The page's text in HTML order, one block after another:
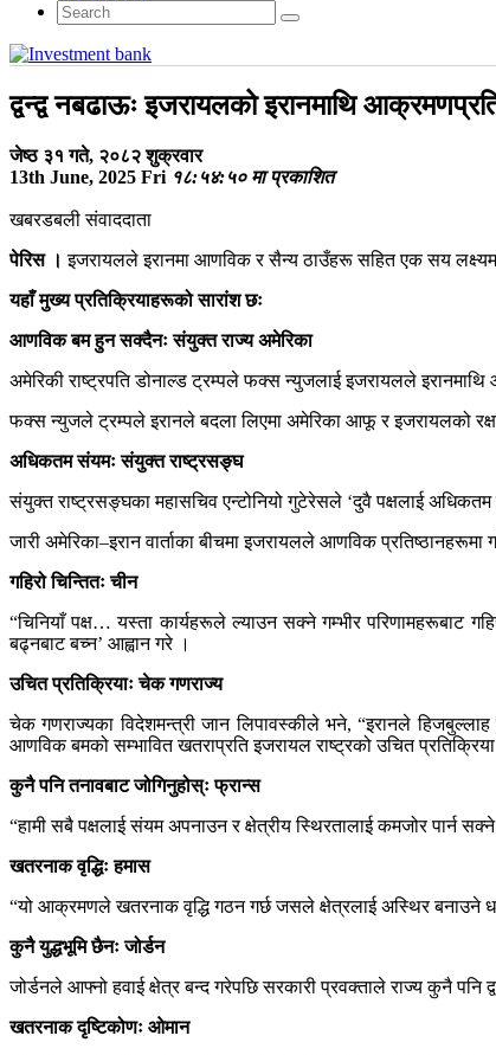
द्वन्द्व नबढाऊः इजरायलको इरानमाथि
जेष्ठ ३१ गते, २०८२ शुक्रवार
13th June, 2025 Fri १८:५४:५० मा प्रकाशित
खबरडबली संवाददाता
पेरिस ।इजरायलले इरानमा आणविक र सैन्य ठाउँहरू सहित एक सय
यहाँ मुख्य प्रतिक्रियाहरूको सारांश छः
आणविक बम हुन सक्दैनः संयुक्त राज्य अमेरिका
अमेरिकी राष्ट्रपति डोनाल्ड ट्रम्पले फक्स न्युजलाई इजरायलले
फक्स न्युजले ट्रम्पले इरानले बदला लिएमा अमेरिका आफू र इजरायलको
अधिकतम संयमः संयुक्त राष्ट्रसङ्घ
संयुक्त राष्ट्रसङ्घका महासचिव एन्टोनियो गुटेरेसले ‘दुवै पक्षलाई
जारी अमेरिका–इरान वार्ताका बीचमा इजरायलले आणविक
गहिरो चिन्तितः चीन
“चिनियाँ पक्ष… यस्ता कार्यहरूले ल्याउन सक्ने गम्भीर परिणामहरूबाट
बढ्नबाट बच्न’ आह्वान गरे ।
उचित प्रतिक्रियाः चेक गणराज्य
चेक गणराज्यका विदेशमन्त्री जान लिपावस्कीले भने, “इरानले
आणविक बमको सम्भावित खतराप्रति इजरायल राष्ट्रको उचित
कुनै पनि तनावबाट जोगिनुहोस्ः फ्रान्स
“हामी सबै पक्षलाई संयम अपनाउन र क्षेत्रीय स्थिरतालाई कमजोर पार्न
खतरनाक वृद्धिः हमास
“यो आक्रमणले खतरनाक वृद्धि गठन गर्छ जसले क्षेत्रलाई अस्थिर बनाउने
कुनै युद्धभूमि छैनः जोर्डन
जोर्डनले आफ्नो हवाई क्षेत्र बन्द गरेपछि सरकारी प्रवक्ताले राज्य कुनै
खतरनाक दृष्टिकोणः ओमान